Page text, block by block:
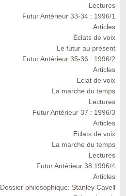
Lectures
Futur Antérieur 33-34 : 1996/1
Articles
Éclats de voix
Le futur au présent
Futur Antérieur 35-36 : 1996/2
Articles
Eclat de voix
La marche du temps
Lectures
Futur Antérieur 37 : 1996/3
Articles
Eclats de voix
La marche du temps
Lectures
Futur Antérieur 38 1996/4
Articles
Dossier philosophique: Stanley Cavell